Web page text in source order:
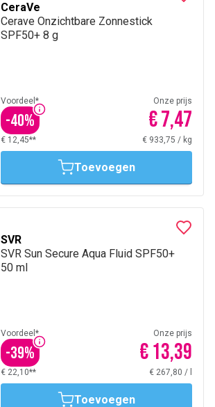
CeraVe
Cerave Onzichtbare Zonnestick
SPF50+ 8 g
Voordeel*
-40%
Onze prijs
€ 7,47
€ 12,45** € 933,75 / kg
Toevoegen
SVR
SVR Sun Secure Aqua Fluid SPF50+
50 ml
Voordeel*
-39%
Onze prijs
€ 13,39
€ 22,10** € 267,80 /
Toevoegen